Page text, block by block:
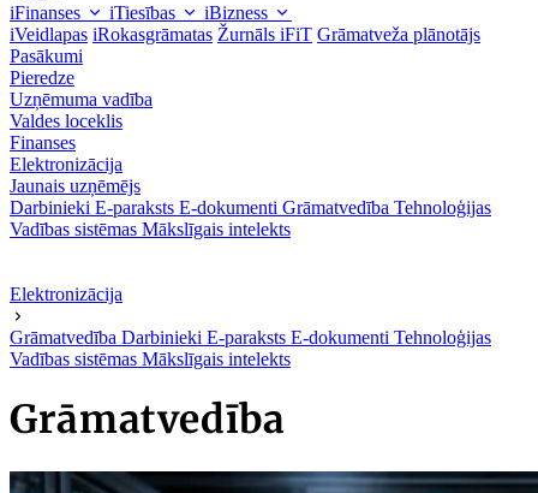
iFinanses iTiesības
iBizness
iVeidlapas iRokasgrāmatas Žurnāls iFiT Grāmatveža plānotājs
Pasākumi
Pieredze
Uzņēmuma vadība
Valdes loceklis
Finanses
Elektronizācija
Jaunais uzņēmējs
Darbinieki E-paraksts E-dokumenti Grāmatvedība Tehnoloģijas
Vadības sistēmas Mākslīgais intelekts
Elektronizācija
Grāmatvedība Darbinieki E-paraksts E-dokumenti Tehnoloģijas
Vadības sistēmas Mākslīgais intelekts
Grāmatvedība